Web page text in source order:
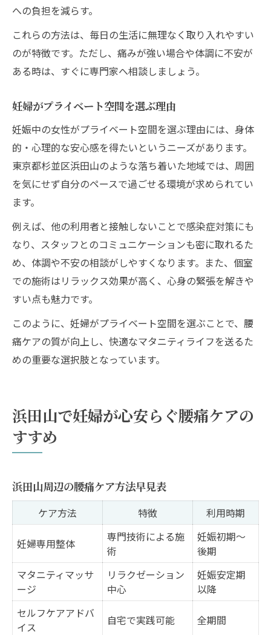
への負担を減らす。
これらの方法は、毎日の生活に無理なく取り入れやすい
のが特徴です。ただし、痛みが強い場合や体調に不安が
ある時は、すぐに専門家へ相談しましょう。
妊婦がプライベート空間を選ぶ理由
妊娠中の女性がプライベート空間を選ぶ理由には、身体
的・心理的な安心感を得たいというニーズがあります。
東京都杉並区浜田山のような落ち着いた地域では、周囲
を気にせず自分のペースで過ごせる環境が求められてい
ます。
例えば、他の利用者と接触しないことで感染症対策にも
なり、スタッフとのコミュニケーションも密に取れるた
め、体調や不安の相談がしやすくなります。また、個室
での施術はリラックス効果が高く、心身の緊張を解きや
すい点も魅力です。
このように、妊婦がプライベート空間を選ぶことで、腰
痛ケアの質が向上し、快適なマタニティライフを送るた
めの重要な選択肢となっています。
浜田山で妊婦が心安らぐ腰痛ケアの
すすめ
浜田山周辺の腰痛ケア方法早見表
ケア方法 特徴 利用時期
妊婦専用整体
専門技術による施
術
妊娠初期〜
後期
マタニティマッサ
ージ
リラクゼーション
中心
妊娠安定期
以降
セルフケアアドバ
イス
自宅で実践可能 全期間